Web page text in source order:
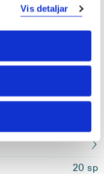
Vis detaljar
20 sp